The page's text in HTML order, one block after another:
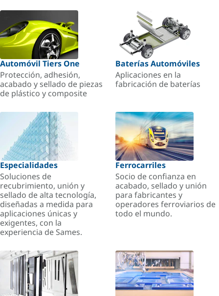
Automóvil Tiers One
Protección, adhesión,
acabado y sellado de piezas
de plástico y composite
Baterías Automóviles
Aplicaciones en la
fabricación de baterías
Especialidades
Soluciones de
recubrimiento, unión y
sellado de alta tecnología,
diseñadas a medida para
aplicaciones únicas y
exigentes, con la
experiencia de Sames.
Ferrocarriles
Socio de confianza en
acabado, sellado y unión
para fabricantes y
operadores ferroviarios de
todo el mundo.